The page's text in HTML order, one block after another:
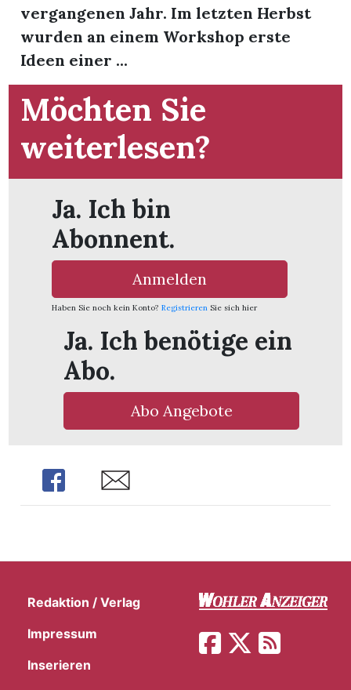
vergangenen Jahr. Im letzten Herbst
wurden an einem Workshop erste
Ideen einer ...
Möchten Sie
weiterlesen?
Ja. Ich bin
Abonnent.
Anmelden
Haben Sie noch kein Konto? Registrieren Sie sich hier
Ja. Ich benötige ein
Abo.
Abo Angebote
Share Share
Redaktion / Verlag
Impressum
Inserieren